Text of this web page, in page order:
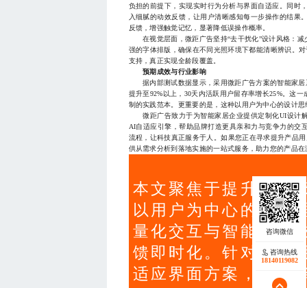
负担的前提下，实现实时行为分析与界面自适应。同时
入细腻的动效反馈，让用户清晰感知每一步操作的结
反馈，增强触觉记忆，显著降低误操作概率。
在视觉层面，微距广告坚持“去干扰化”设计风格：减
强的字体排版，确保在不同光照环境下都能清晰辨识。
支持，真正实现全龄段覆盖。
预期成效与行业影响
据内部测试数据显示，采用微距广告方案的智能家居
提升至92%以上，30天内活跃用户留存率增长25%。这
制的实践范本。更重要的是，这种以用户为中心的设计
微距广告致力于为智能家居企业提供定制化UI设计
AI自适应引擎，帮助品牌打造更具亲和力与竞争力的交
流程，让科技真正服务于人。如果您正在寻求提升产品
供从需求分析到落地实施的一站式服务，助力您的产品
本文聚焦于提升智能
以用户为中心的设计
量化交互与智能预判
馈即时化。针对北京
适应界面方案，显著
咨询热线
18140119082